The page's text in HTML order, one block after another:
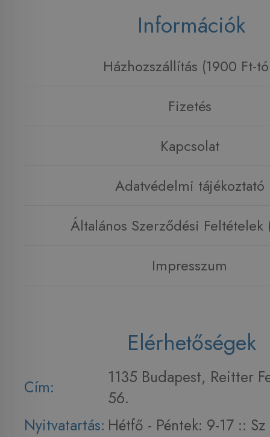
Információk
Házhozszállítás (1900 Ft-
Fizetés
Kapcsolat
Adatvédelmi tájékoztató
Általános Szerződési Feltételek
Impresszum
Elérhetőségek
Cím:
1135 Budapest, Reitter
56.
Nyitvatartás: Hétfő - Péntek: 9-17 :: Sz